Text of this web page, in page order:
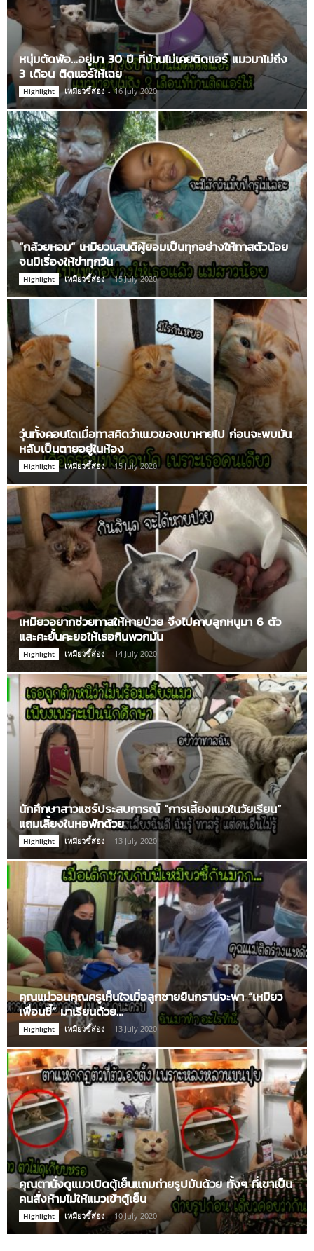
หนุ่มตัดพ้อ…อยู่มา 30 ปี ที่บ้านไม่เคยติดแอร์ แมวมาไม่ถึง
3 เดือน ติดแอร์ให้เฉย
Highlight เหมียวขี้ส่อง - 16 July 2020
“กล้วยหอม” เหมียวแสนดีผู้ยอมเป็นทุกอย่างให้ทาสตัวน้อย
จนมีเรื่องให้ขำทุกวัน
Highlight เหมียวขี้ส่อง - 15 July 2020
วุ่นทั้งคอนโดเมื่อทาสคิดว่าแมวของเขาหายไป ก่อนจะพบมัน
หลับเป็นตายอยู่ในห้อง
Highlight เหมียวขี้ส่อง - 15 July 2020
เหมียวอยากช่วยทาสให้หายป่วย จึงไปคาบลูกหนูมา 6 ตัว
และคะยั้นคะยอให้เธอกินพวกมัน
Highlight เหมียวขี้ส่อง - 14 July 2020
นักศึกษาสาวแชร์ประสบการณ์ “การเลี้ยงแมวในวัยเรียน”
แถมเลี้ยงในหอพักด้วย
Highlight เหมียวขี้ส่อง - 13 July 2020
คุณแม่วอนคุณครูเห็นใจเมื่อลูกชายยืนกรานจะพา “เหมียว
เพื่อนซี้” มาเรียนด้วย…
Highlight เหมียวขี้ส่อง - 13 July 2020
คุณตานั่งดูแมวเปิดตู้เย็นแถมถ่ายรูปมันด้วย ทั้งๆ ที่เขาเป็น
คนสั่งห้ามไม่ให้แมวเข้าตู้เย็น
Highlight เหมียวขี้ส่อง - 10 July 2020